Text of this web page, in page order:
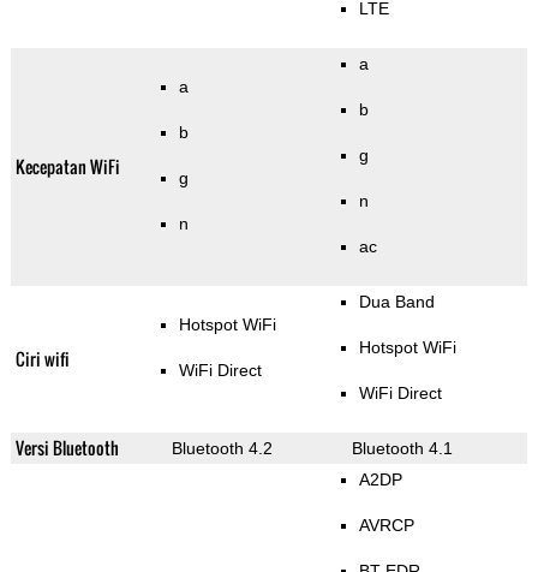
LTE
Kecepatan WiFi
a
b
g
n
a
b
g
n
ac
Ciri wifi
Hotspot WiFi
WiFi Direct
Dua Band
Hotspot WiFi
WiFi Direct
Versi Bluetooth Bluetooth 4.2 Bluetooth 4.1
A2DP
AVRCP